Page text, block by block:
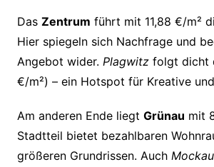
Das Zentrum führt mit 11,88 €/m²
Hier spiegeln sich Nachfrage und
Angebot wider. Plagwitzfolgt dicht
€/m²) – ein Hotspot für Kreative
Am anderen Ende liegt Grünau mit
Stadtteil bietet bezahlbaren
größeren Grundrissen. Auch